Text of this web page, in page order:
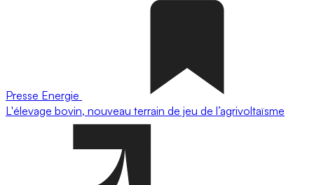
Presse Energie
L'élevage bovin, nouveau terrain de jeu de l’agrivoltaïsme